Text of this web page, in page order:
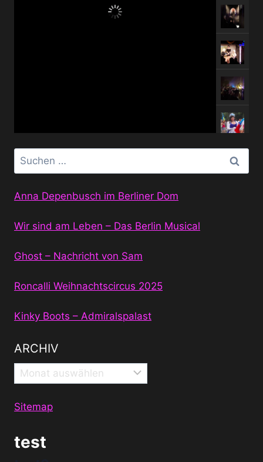
Suchen
nach:
Anna Depenbusch im Berliner Dom
Wir sind am Leben – Das Berlin Musical
Ghost – Nachricht von Sam
Roncalli Weihnachtscircus 2025
Kinky Boots – Admiralspalast
ARCHIV
Archiv
Sitemap
test